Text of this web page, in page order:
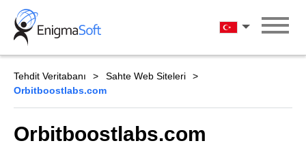
Skip
content
Türkçe
Tehdit Veritabanı
Sahte Web Siteleri
Orbitboostlabs.com
Orbitboostlabs.com